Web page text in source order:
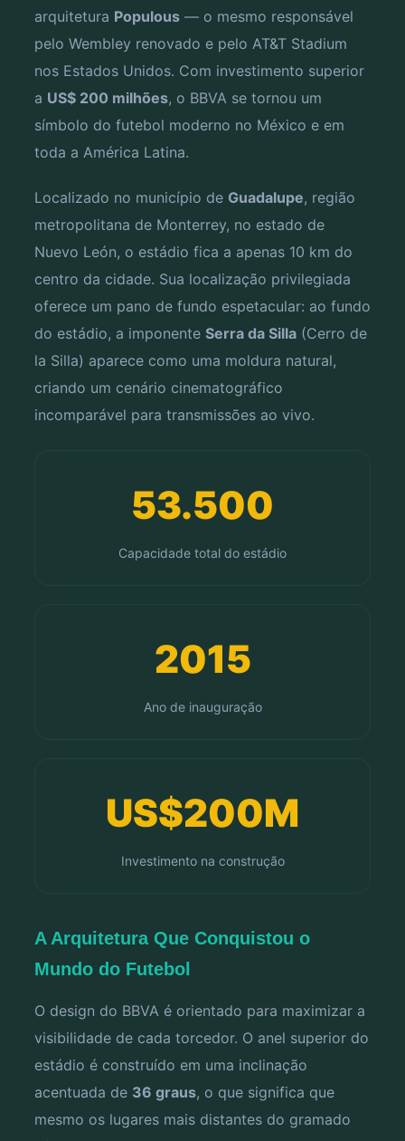
arquitetura Populous — o mesmo responsável
pelo Wembley renovado e pelo AT&T Stadium
nos Estados Unidos. Com investimento superior
a US$ 200 milhões, o BBVA se tornou um
símbolo do futebol moderno no México e em
toda a América Latina.
Localizado no município de Guadalupe, região
metropolitana de Monterrey, no estado de
Nuevo León, o estádio fica a apenas 10 km do
centro da cidade. Sua localização privilegiada
oferece um pano de fundo espetacular: ao fundo
do estádio, a imponente Serra da Silla (Cerro de
la Silla) aparece como uma moldura natural,
criando um cenário cinematográfico
incomparável para transmissões ao vivo.
53.500
Capacidade total do estádio
2015
Ano de inauguração
US$200M
Investimento na construção
A Arquitetura Que Conquistou o
Mundo do Futebol
O design do BBVA é orientado para maximizar a
visibilidade de cada torcedor. O anel superior do
estádio é construído em uma inclinação
acentuada de 36 graus, o que significa que
mesmo os lugares mais distantes do gramado